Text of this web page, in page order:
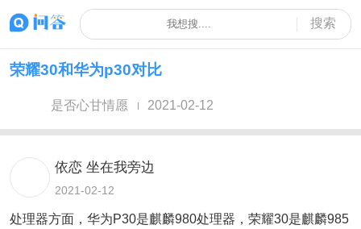
搜索
荣耀30和华为p30对比
是否心甘情愿 2021-02-12
依恋 坐在我旁边
2021-02-12
处理器方面，华为P30是麒麟980处理器，荣耀30是麒麟985